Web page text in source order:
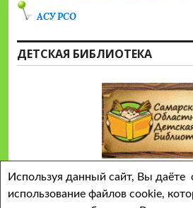
АСУ РСО
ДЕТСКАЯ БИБЛИОТЕКА
Используя данный сайт, Вы даёте
использование файлов cookie,